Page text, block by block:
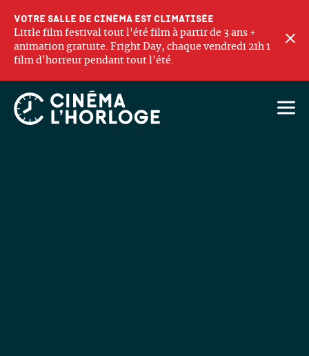
Votre salle de cinéma est climatisée
Little film festival tout l'été film à partir de 3 ans +
animation gratuite. Fright Day, chaque vendredi 21h 1
film d'horreur pendant tout l'été.